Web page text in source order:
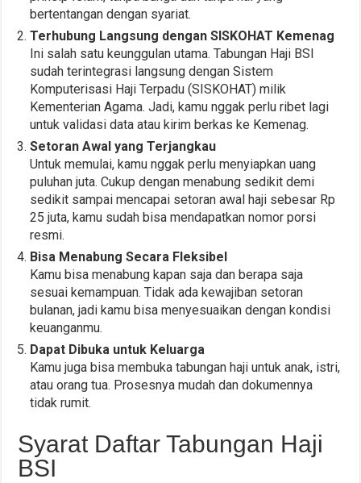
bertentangan dengan syariat.
Terhubung Langsung dengan SISKOHAT Kemenag
Ini salah satu keunggulan utama. Tabungan Haji BSI
sudah terintegrasi langsung dengan Sistem
Komputerisasi Haji Terpadu (SISKOHAT) milik
Kementerian Agama. Jadi, kamu nggak perlu ribet lagi
untuk validasi data atau kirim berkas ke Kemenag.
Setoran Awal yang Terjangkau
Untuk memulai, kamu nggak perlu menyiapkan uang
puluhan juta. Cukup dengan menabung sedikit demi
sedikit sampai mencapai setoran awal haji sebesar Rp
25 juta, kamu sudah bisa mendapatkan nomor porsi
resmi.
Bisa Menabung Secara Fleksibel
Kamu bisa menabung kapan saja dan berapa saja
sesuai kemampuan. Tidak ada kewajiban setoran
bulanan, jadi kamu bisa menyesuaikan dengan kondisi
keuanganmu.
Dapat Dibuka untuk Keluarga
Kamu juga bisa membuka tabungan haji untuk anak, istri,
atau orang tua. Prosesnya mudah dan dokumennya
tidak rumit.
Syarat Daftar Tabungan Haji
BSI